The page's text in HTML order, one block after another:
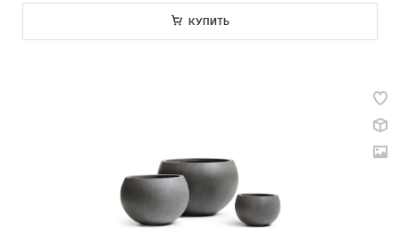
КУПИТЬ